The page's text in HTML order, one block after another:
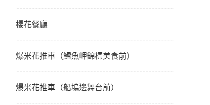
櫻花餐廳
爆米花推車（鱈魚岬錦標美食前）
爆米花推車（船塢邊舞台前）